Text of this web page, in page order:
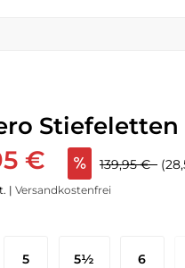
Stiefeletten
€ 139,95 €
| Versandkostenfrei
5 5½ 6